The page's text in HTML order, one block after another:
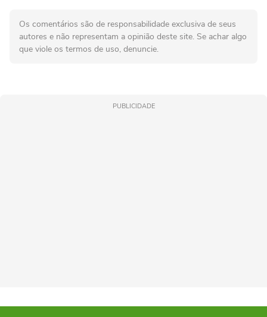
Os comentários são de responsabilidade exclusiva de seus
autores e não representam a opinião deste site. Se achar algo
que viole os termos de uso, denuncie.
PUBLICIDADE